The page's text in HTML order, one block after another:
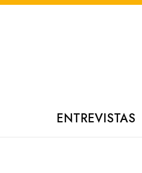
ENTREVISTAS